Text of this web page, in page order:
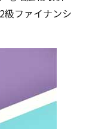
級ファイナンシ